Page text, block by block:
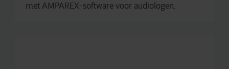
met AMPAREX-software voor audiologen.